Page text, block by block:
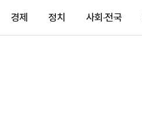
경제 정치 사회·전국